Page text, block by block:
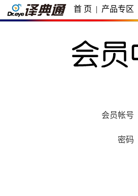
首 页 | 产品专区
会员帐号
密码